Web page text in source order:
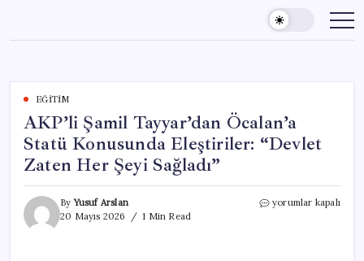
content
EĞITIM
AKP’li Şamil Tayyar’dan Öcalan’a
Statü Konusunda Eleştiriler: “Devlet
Zaten Her Şeyi Sağladı”
ByYusuf Arslan
20 Mayıs 2026
1 Min Read
AKP’li
yorumlar kapalı